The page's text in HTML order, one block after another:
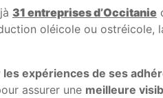
31 entreprises d’Occitanie
oléicole ou ostréicole,
les expériences de ses
assurer une meilleure